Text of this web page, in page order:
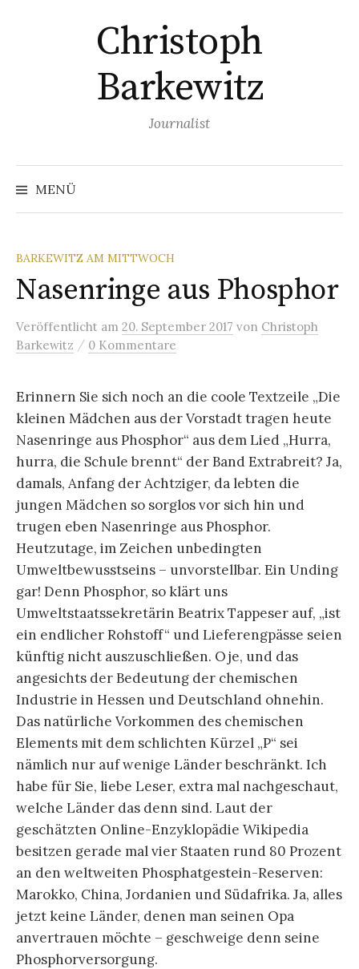
Christoph
Barkewitz
Journalist
MENÜ
Suchen
BARKEWITZ AM MITTWOCH
Nasenringe aus Phosphor
Veröffentlicht am 20. September 2017 von Christoph
Barkewitz / 0 Kommentare
Erinnern Sie sich noch an die coole Textzeile „Die
kleinen Mädchen aus der Vorstadt tragen heute
Nasenringe aus Phosphor“ aus dem Lied „Hurra,
hurra, die Schule brennt“ der Band Extrabreit? Ja,
damals, Anfang der Achtziger, da lebten die
jungen Mädchen so sorglos vor sich hin und
trugen eben Nasenringe aus Phosphor.
Heutzutage, im Zeichen unbedingten
Umweltbewusstseins – unvorstellbar. Ein Unding
gar! Denn Phosphor, so klärt uns
Umweltstaatssekretärin Beatrix Tappeser auf, „ist
ein endlicher Rohstoff“ und Lieferengpässe seien
künftig nicht auszuschließen. Oje, und das
angesichts der Bedeutung der chemischen
Industrie in Hessen und Deutschland ohnehin.
Das natürliche Vorkommen des chemischen
Elements mit dem schlichten Kürzel „P“ sei
nämlich nur auf wenige Länder beschränkt. Ich
habe für Sie, liebe Leser, extra mal nachgeschaut,
welche Länder das denn sind. Laut der
geschätzten Online-Enzyklopädie Wikipedia
besitzen gerade mal vier Staaten rund 80 Prozent
an den weltweiten Phosphatgestein-Reserven:
Marokko, China, Jordanien und Südafrika. Ja, alles
jetzt keine Länder, denen man seinen Opa
anvertrauen möchte – geschweige denn seine
Phosphorversorgung.